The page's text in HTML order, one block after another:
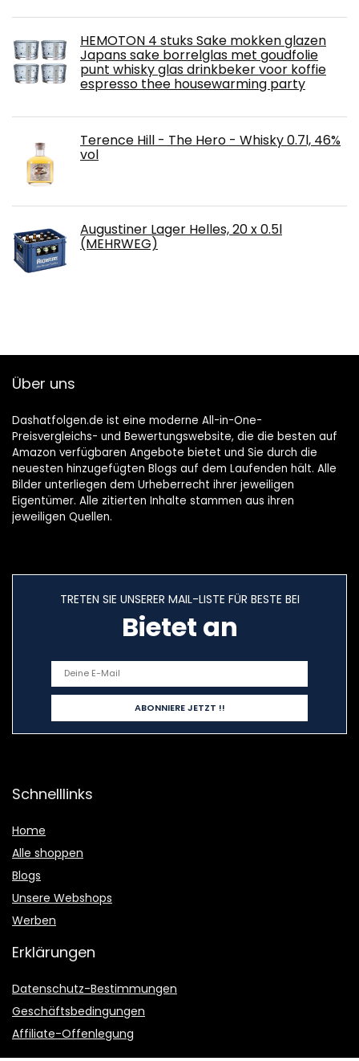
HEMOTON 4 stuks Sake mokken glazen
Japans sake borrelglas met goudfolie
punt whisky glas drinkbeker voor koffie
espresso thee housewarming party
Terence Hill - The Hero - Whisky 0.7l, 46%
vol
Augustiner Lager Helles, 20 x 0.5l
(MEHRWEG)
Über uns
Dashatfolgen.de ist eine moderne All-in-One-
Preisvergleichs- und Bewertungswebsite, die die besten auf
Amazon verfügbaren Angebote bietet und Sie durch die
neuesten hinzugefügten Blogs auf dem Laufenden hält. Alle
Bilder unterliegen dem Urheberrecht ihrer jeweiligen
Eigentümer. Alle zitierten Inhalte stammen aus ihren
jeweiligen Quellen.
TRETEN SIE UNSERER MAIL-LISTE FÜR BESTE BEI
Bietet an
Schnelllinks
Home
Alle shoppen
Blogs
Unsere Webshops
Werben
Erklärungen
Datenschutz-Bestimmungen
Geschäftsbedingungen
Affiliate-Offenlegung